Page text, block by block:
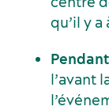
qu’il y
l’avant